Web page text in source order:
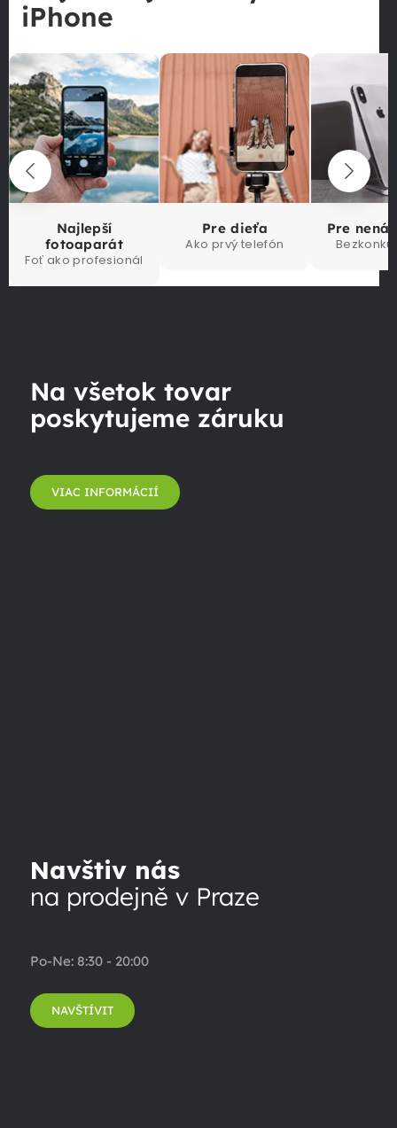
iPhone
Najlepší
fotoaparát
Foť ako profesionál
Pre dieťa
Ako prvý telefón
Pre
Na všetok tovar
poskytujeme záruku
VIAC INFORMÁCIÍ
Navštiv nás
na prodejně v Praze
Po-Ne: 8:30 - 20:00
NAVŠTÍVIT